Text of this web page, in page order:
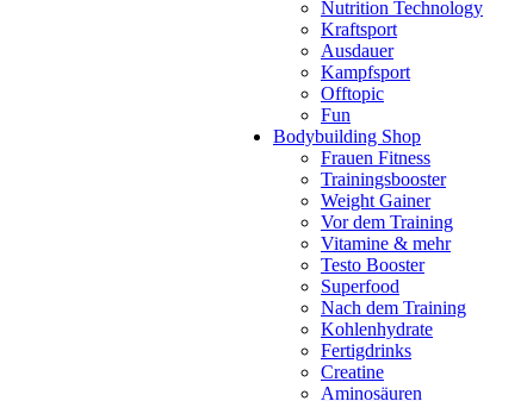
Nutrition Technology
Kraftsport
Ausdauer
Kampfsport
Offtopic
Fun
Bodybuilding Shop
Frauen Fitness
Trainingsbooster
Weight Gainer
Vor dem Training
Vitamine & mehr
Testo Booster
Superfood
Nach dem Training
Kohlenhydrate
Fertigdrinks
Creatine
Aminosäuren